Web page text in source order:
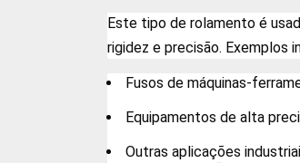
Este tipo de rolamento é
rigidez e precisão. Exemplos
Fusos de máquinas-
Equipamentos de alta
Outras aplicações